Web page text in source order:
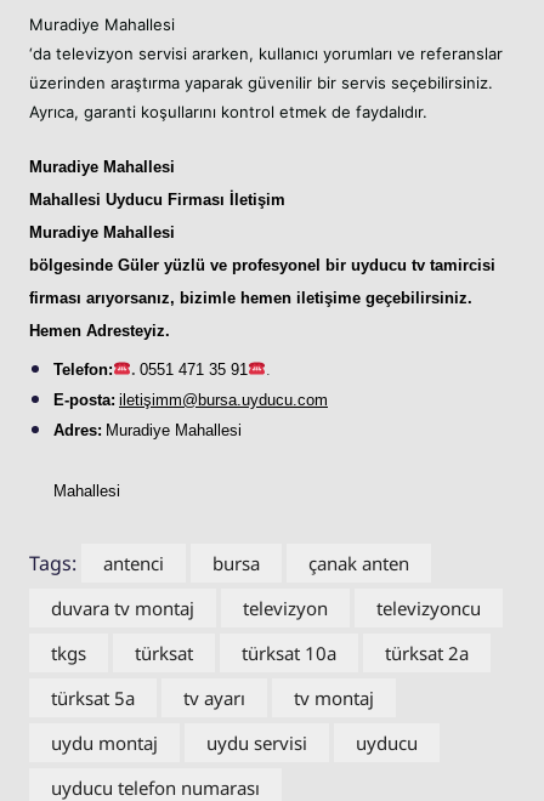
Muradiye Mahallesi
‘da televizyon servisi ararken, kullanıcı yorumları ve referanslar
üzerinden araştırma yaparak güvenilir bir servis seçebilirsiniz.
Ayrıca, garanti koşullarını kontrol etmek de faydalıdır.
Muradiye Mahallesi
Mahallesi Uyducu Firması İletişim
Muradiye Mahallesi
bölgesinde Güler yüzlü ve profesyonel bir uyducu tv tamircisi
firması arıyorsanız, bizimle hemen iletişime geçebilirsiniz.
Hemen Adresteyiz.
Telefon: . 0551 471 35 91
E-posta: iletişimm@bursa. uyducu .com
Adres: Muradiye Mahallesi
Mahallesi
Tags: antenci bursa
çanak anten
duvara tv montaj
televizyon
televizyoncu
tkgs
türksat türksat 10a
türksat 2a
türksat 5a
tv ayarı
tv montaj
uydu montaj
uydu servisi
uyducu
uyducu telefon numarası